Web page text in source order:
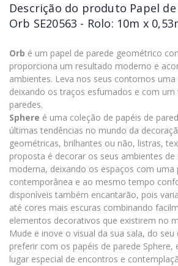
Descrição do produto Papel
Orb SE20563 - Rolo: 10m x
Orb é um papel de parede geométrico
proporciona um resultado moderno e
ambientes. Leva nos seus contornos uma
deixando os traços esfumados e com um
paredes.
Sphere é uma coleção de papéis de
últimas tendências no mundo da
geométricas, brilhantes ou não, listras,
proposta é decorar os seus ambientes
moderna, deixando os espaços com uma
contemporânea e ao mesmo tempo
disponíveis também encantarão, pois
até cores mais escuras combinando
elementos decorativos que existirem no
Mude e inove o visual da sua sala, do
preferir com os papéis de parede Sphere,
lugar especial de encontros e